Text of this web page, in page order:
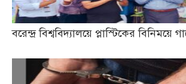
বরেন্দ্র বিশ্ববিদ্যালয়ে প্লাস্টিকের বিনিময়ে